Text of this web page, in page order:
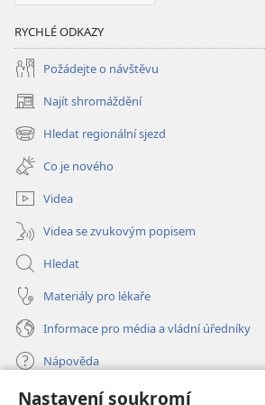
Nastavení soukromí
RYCHLÉ ODKAZY
Požádejte o návštěvu
Najít shromáždění
(otevřeno
nové
okno)
Hledat regionální sjezd
(otevřeno
nové
okno)
Co je nového
Videa
Videa se zvukovým popisem
Hledat
Materiály pro lékaře
Informace pro média a vládní úředníky
Nápověda